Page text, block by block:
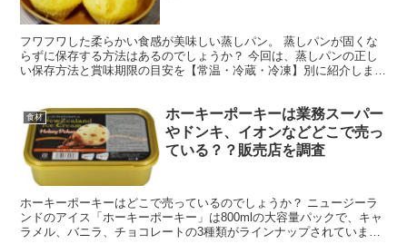
フワフワした柔らかい食感が美味しい蒸しパン。 蒸しパンが固くな
らずに保存する方法はあるのでしょうか？ 今回は、蒸しパンの正し
い保存方法と賞味期限の目安を【常温・冷蔵・冷凍】別に紹介しま
食材
ホーキーポーキーは業務スーパー
やドンキ、イオンなどどこで売っ
ている？？販売店を調査
ホーキーポーキーはどこで売っているのでしょうか？ ニュージーラ
ンドのアイス「ホーキーポーキー」は800mlの大容量パックで、キャ
ラメル、バニラ、チョコレートの3種類がラインナップされていま